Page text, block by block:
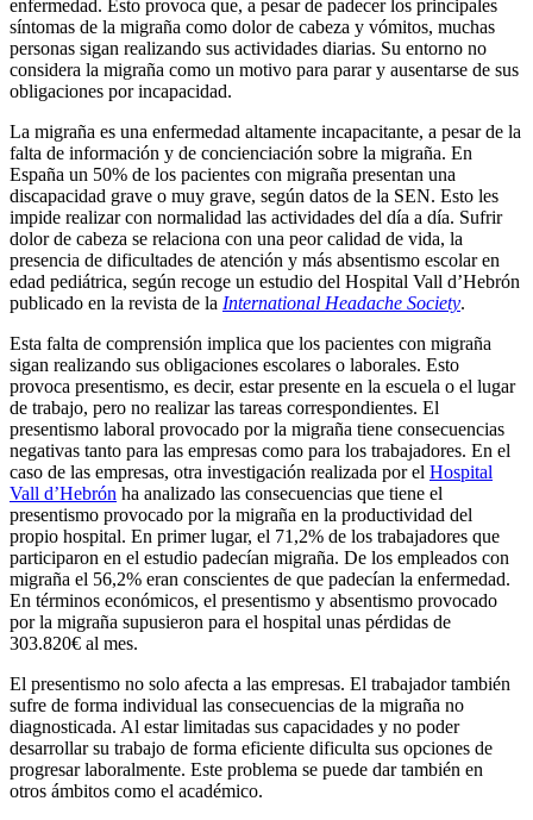
enfermedad. Esto provoca que, a pesar de padecer los principales
síntomas de la migraña como dolor de cabeza y vómitos, muchas
personas sigan realizando sus actividades diarias. Su entorno no
considera la migraña como un motivo para parar y ausentarse de sus
obligaciones por incapacidad.
La migraña es una enfermedad altamente incapacitante, a pesar de la
falta de información y de concienciación sobre la migraña. En
España un 50% de los pacientes con migraña presentan una
discapacidad grave o muy grave, según datos de la SEN. Esto les
impide realizar con normalidad las actividades del día a día. Sufrir
dolor de cabeza se relaciona con una peor calidad de vida, la
presencia de dificultades de atención y más absentismo escolar en
edad pediátrica, según recoge un estudio del Hospital Vall d’Hebrón
publicado en la revista de la International Headache Society.
Esta falta de comprensión implica que los pacientes con migraña
sigan realizando sus obligaciones escolares o laborales. Esto
provoca presentismo, es decir, estar presente en la escuela o el lugar
de trabajo, pero no realizar las tareas correspondientes. El
presentismo laboral provocado por la migraña tiene consecuencias
negativas tanto para las empresas como para los trabajadores. En el
caso de las empresas, otra investigación realizada por el Hospital
Vall d’Hebrón ha analizado las consecuencias que tiene el
presentismo provocado por la migraña en la productividad del
propio hospital. En primer lugar, el 71,2% de los trabajadores que
participaron en el estudio padecían migraña. De los empleados con
migraña el 56,2% eran conscientes de que padecían la enfermedad.
En términos económicos, el presentismo y absentismo provocado
por la migraña supusieron para el hospital unas pérdidas de
303.820€ al mes.
El presentismo no solo afecta a las empresas. El trabajador también
sufre de forma individual las consecuencias de la migraña no
diagnosticada. Al estar limitadas sus capacidades y no poder
desarrollar su trabajo de forma eficiente dificulta sus opciones de
progresar laboralmente. Este problema se puede dar también en
otros ámbitos como el académico.